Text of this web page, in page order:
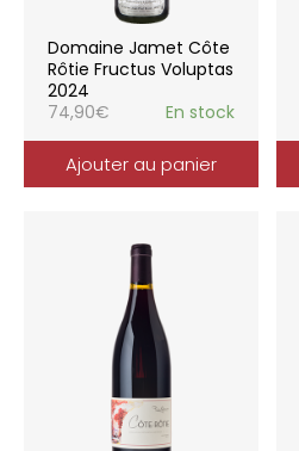
Domaine Jamet Côte
Rôtie Fructus Voluptas
2024
74,90€ En stock
Ajouter au panier